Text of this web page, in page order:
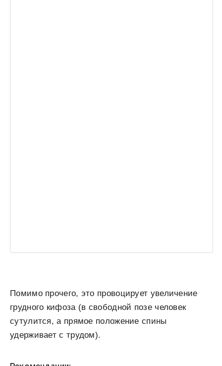
Помимо прочего, это провоцирует увеличение
грудного кифоза (в свободной позе человек
сутулится, а прямое положение спины
удерживает с трудом).